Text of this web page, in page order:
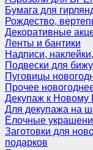
Бумага для
Рождество,
Декоративные
Ленты и бантики
Надписи,
Подвески для
Пуговицы
Прочее
Декупаж к Новому
Для декупажа на
Ёлочные
Заготовки для
подарков